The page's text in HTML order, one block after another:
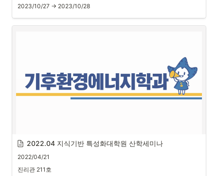
2023/10/27 → 2023/10/28
<4월 산학프로젝트 & 산학세미나>
2022.04 지식기반 특성화대학원 산학세미나
2022/04/21
진리관 211호